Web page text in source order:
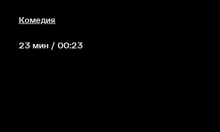
Комедия
23 мин / 00:23